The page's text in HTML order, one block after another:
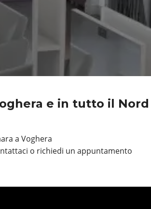
e in tutto il Nord
a Voghera
o richiedi un appuntamento